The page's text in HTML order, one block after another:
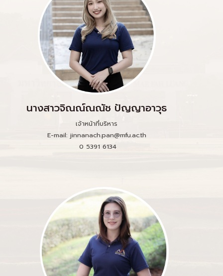
นางสาวจิณณ์ณณัช ปัญญาอาวุธ
เจ้าหน้าที่บริหาร
E-mail: jinnanach.pan@mfu.ac.th
0 5391 6134
นางสาวธัญญลักษณ์ พัวศิริ